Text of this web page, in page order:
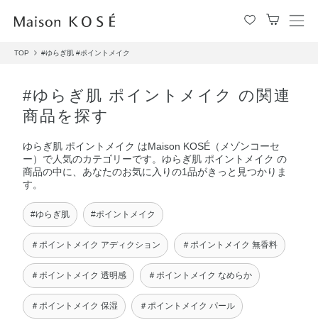
メ
TOP #ゆらぎ肌 #ポイントメイク
#ゆらぎ肌 ポイントメイク の関連
商品を探す
ゆらぎ肌 ポイントメイク はMaison KOSÉ（メゾンコーセ
ー）で人気のカテゴリーです。ゆらぎ肌 ポイントメイク の
商品の中に、あなたのお気に入りの1品がきっと見つかりま
す。
#ゆらぎ肌 #ポイントメイク
＃ポイントメイク アディクション ＃ポイントメイク 無香料
＃ポイントメイク 透明感 ＃ポイントメイク なめらか
＃ポイントメイク 保湿 ＃ポイントメイク パール